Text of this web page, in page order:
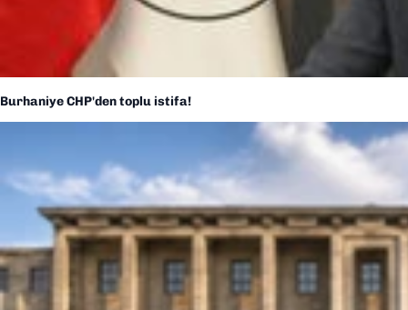
Burhaniye CHP'den toplu istifa!